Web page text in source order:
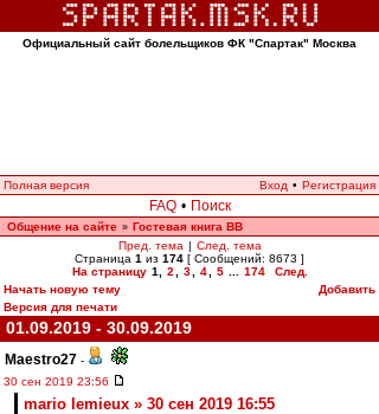
Официальный сайт болельщиков ФК "Спартак" Москва
Полная версия Вход • Регистрация
FAQ • Поиск
Общение на сайте » Гостевая книга ВВ
Пред. тема | След. тема
Страница 1 из 174 [ Сообщений: 8673 ]
На страницу 1 2 3 4 5 174
След.
Начать новую тему
Добавить
Версия для печати
01.09.2019 - 30.09.2019
Maestro27 -
30 сен 2019 23:56
mario lemieux » 30 сен 2019 16:55